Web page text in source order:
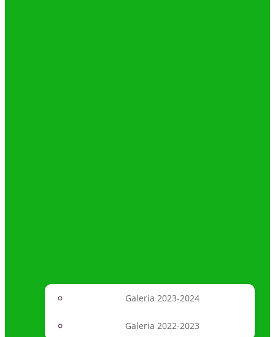
Galeria 2023-2024
Galeria 2022-2023